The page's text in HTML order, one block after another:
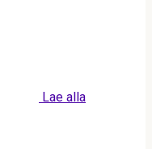
Lae alla